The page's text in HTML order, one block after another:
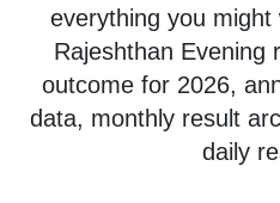
everything you
Rajeshthan Evening
outcome for 2026,
data, monthly result
daily